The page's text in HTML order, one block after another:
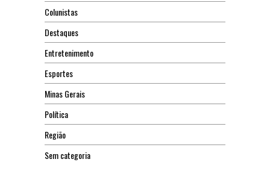
Colunistas
Destaques
Entretenimento
Esportes
Minas Gerais
Política
Região
Sem categoria